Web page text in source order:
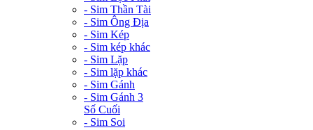
- Sim Thần Tài
- Sim Ông Địa
- Sim Kép
- Sim kép khác
- Sim Lặp
- Sim lặp khác
- Sim Gánh
- Sim Gánh 3
Số Cuối
- Sim Soi